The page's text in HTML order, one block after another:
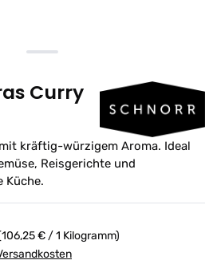
Curry
mit kräftig-würzigem Aroma. Ideal
Reisgerichte und
Küche.
€ / 1 Kilogramm)